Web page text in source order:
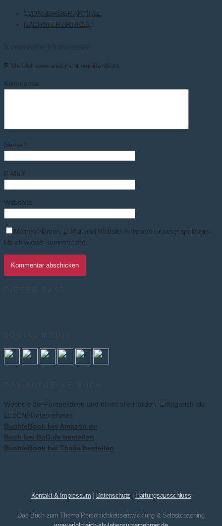
VORHERIGER ARTIKEL
NÄCHSTER ARTIKEL
E-Mail Adresse wird nicht veröffentlicht.
Kommentar
Name *
E-Mail*
Webseite
Meinen Namen, E-Mail und Website in diesem Browser speichern,
bis ich wieder kommentiere.
DIETER PAST
SOCIAL MEDIA
DAS AKTUELLE BUCH
Wechsle die Perspektiven und nimm alle Hürden. Erfolgreich als
LEBENSUnternehmer.
Buch/eBook bei Amazon.de
Buch bei BoD.de bestellen
Buch/eBook bei Thalia bestellen
Kontakt & Impressum Datenschutz Haftungsausschluss
Das Buch zum Thema Persönlichkeitsentwicklung & Selbstcoaching